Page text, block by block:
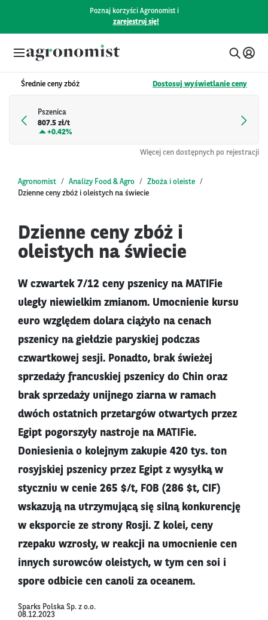
Poznaj korzyści Agronomist i
zarejestruj się!
Średnie ceny zbóż Dostosuj wyświetlanie ceny
Pszenica
807.5 zł/t
+0.42%
Więcej cen dostępnych po rejestracji
Agronomist Analizy Food & Agro
Zboża i oleiste
Dzienne ceny zbóż i oleistych na świecie
Dzienne ceny zbóż i
oleistych na świecie
W czwartek 7/12 ceny pszenicy na MATIFie
uległy niewielkim zmianom. Umocnienie kursu
euro względem dolara ciążyło na cenach
pszenicy na giełdzie paryskiej podczas
czwartkowej sesji. Ponadto, brak świeżej
sprzedaży francuskiej pszenicy do Chin oraz
brak sprzedaży unijnego ziarna w ramach
dwóch ostatnich przetargów otwartych przez
Egipt pogorszyły nastroje na MATIFie.
Doniesienia o kolejnym zakupie 420 tys. ton
rosyjskiej pszenicy przez Egipt z wysyłką w
styczniu w cenie 265 $/t, FOB (286 $t, CIF)
wskazują na utrzymującą się silną konkurencję
w eksporcie ze strony Rosji. Z kolei, ceny
rzepaku wzrosły, w reakcji na umocnienie cen
innych surowców oleistych, w tym cen soi i
spore odbicie cen canoli za oceanem.
Sparks Polska Sp. z o.o.
08.12.2023